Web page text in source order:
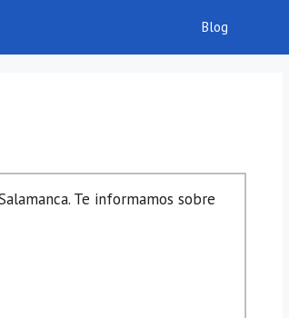
Blog
Te informamos sobre